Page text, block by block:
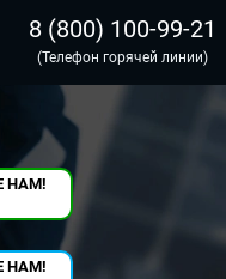
8 (800) 100-99-21
(Телефон горячей линии)
НАМ!
НАМ!